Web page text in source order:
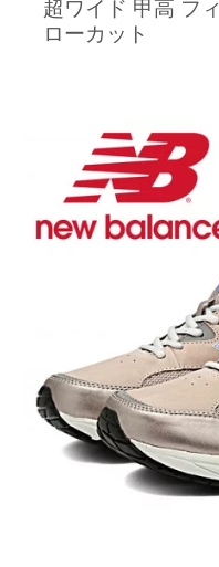
超ワイド 甲高 フ
ローカット